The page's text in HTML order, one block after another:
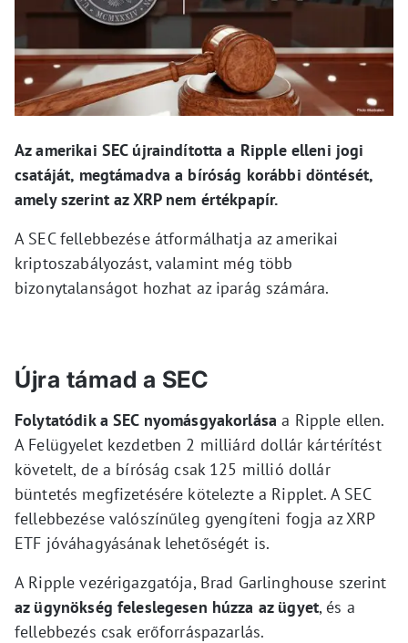
Az amerikai SEC újraindította a Ripple elleni jogi
csatáját, megtámadva a bíróság korábbi döntését,
amely szerint az XRP nem értékpapír.
A SEC fellebbezése átformálhatja az amerikai
kriptoszabályozást, valamint még több
bizonytalanságot hozhat az iparág számára.
Újra támad a SEC
Folytatódik a SEC nyomásgyakorlása a Ripple ellen.
A Felügyelet kezdetben 2 milliárd dollár kártérítést
követelt, de a bíróság csak 125 millió dollár
büntetés megfizetésére kötelezte a Ripplet. A SEC
fellebbezése valószínűleg gyengíteni fogja az XRP
ETF jóváhagyásának lehetőségét is.
A Ripple vezérigazgatója, Brad Garlinghouse szerint
az ügynökség feleslegesen húzza az ügyet, és a
fellebbezés csak erőforráspazarlás.